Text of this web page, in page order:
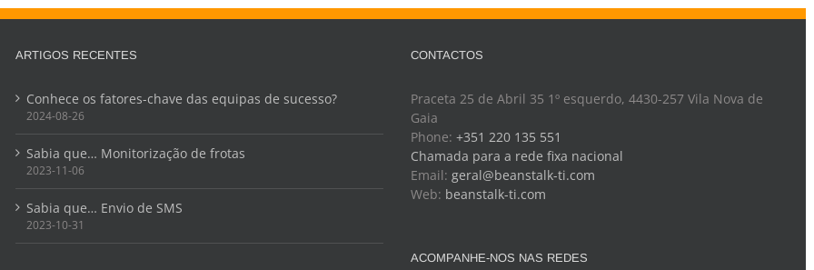
ARTIGOS RECENTES
Conhece os fatores-chave das equipas de sucesso?
2024-08-26
Sabia que… Monitorização de frotas
2023-11-06
Sabia que… Envio de SMS
2023-10-31
CONTACTOS
Praceta 25 de Abril 35 1º esquerdo, 4430-257 Vila Nova de
Gaia
Phone: +351 220 135 551
Chamada para a rede fixa nacional
Email: geral@beanstalk-ti.com
Web: beanstalk-ti.com
ACOMPANHE-NOS NAS REDES